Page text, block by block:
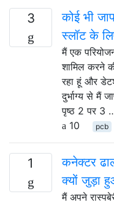
3
कोई भी
स्लॉट के
मैं एक
शामिल करने
रहा हूं और
दुर्भाग्य से मैं
पृष्ठ 2 पर 3
10
pcb
1
कनेक्टर
क्यों जुड़ा
मैं अपने